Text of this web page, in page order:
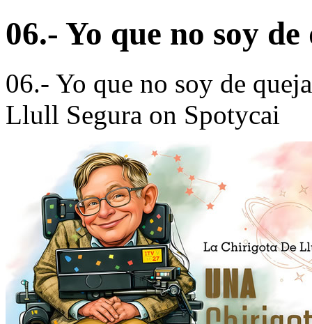
06.- Yo que no soy
06.- Yo que no soy de
Llull Segura on Spotycai